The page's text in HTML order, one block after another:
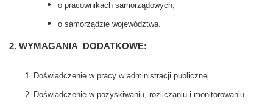
o pracownikach samorządowych,
o samorządzie województwa.
2. WYMAGANIA DODATKOWE:
Doświadczenie w pracy w administracji publicznej.
Doświadczenie w pozyskiwaniu, rozliczaniu i monitorowaniu